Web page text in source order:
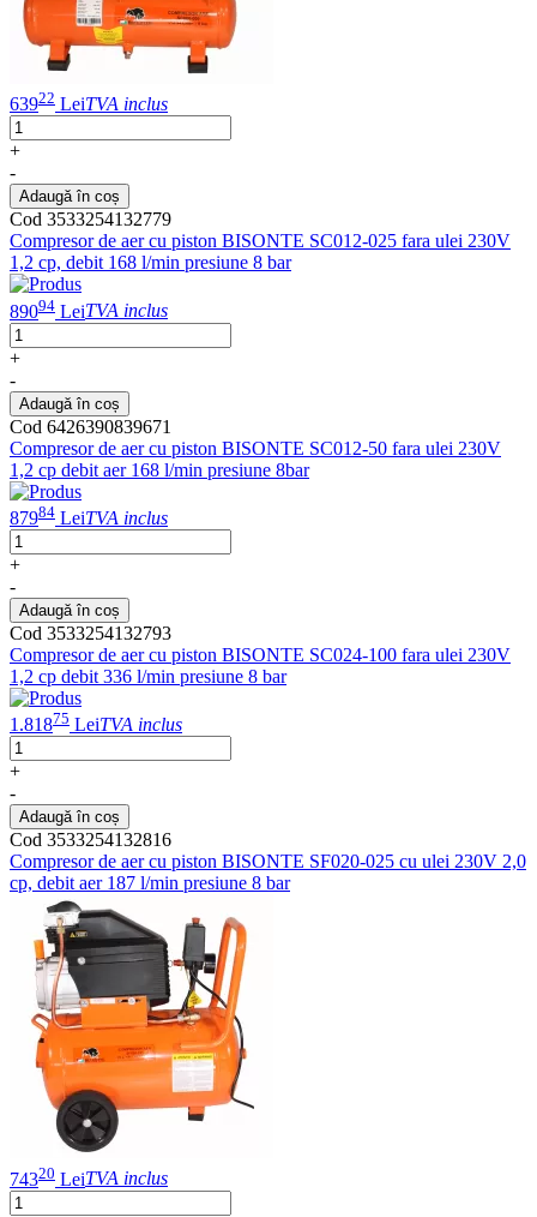
63922 LeiTVA inclus
+
-
Adaugă în coș
Cod 3533254132779
Compresor de aer cu piston BISONTE SC012-025 fara ulei 230V
1,2 cp, debit 168 l/min presiune 8 bar
89094 LeiTVA inclus
+
-
Adaugă în coș
Cod 6426390839671
Compresor de aer cu piston BISONTE SC012-50 fara ulei 230V
1,2 cp debit aer 168 l/min presiune 8bar
87984 LeiTVA inclus
+
-
Adaugă în coș
Cod 3533254132793
Compresor de aer cu piston BISONTE SC024-100 fara ulei 230V
1,2 cp debit 336 l/min presiune 8 bar
1.81875 LeiTVA inclus
+
-
Adaugă în coș
Cod 3533254132816
Compresor de aer cu piston BISONTE SF020-025 cu ulei 230V 2,0
cp, debit aer 187 l/min presiune 8 bar
74320 LeiTVA inclus